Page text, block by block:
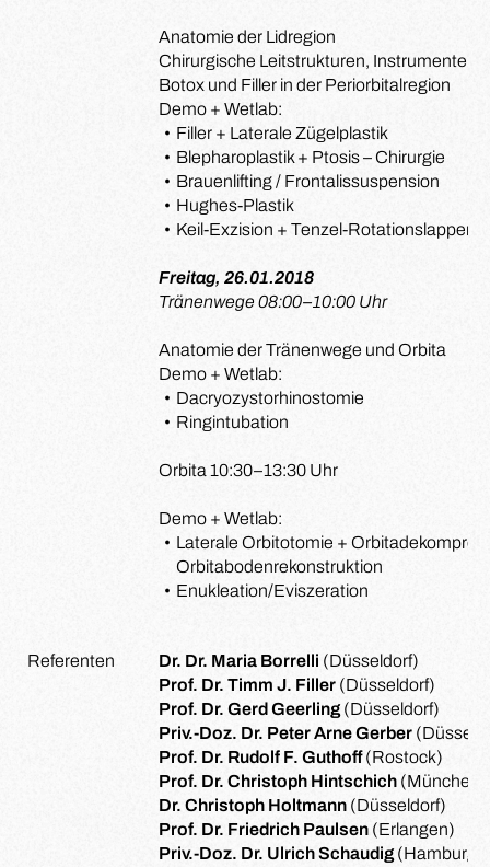
Anatomie der Lidregion
Chirurgische Leitstrukturen, Instrumente
Botox und Filler in der Periorbitalregion
Demo + Wetlab:
Filler + Laterale Zügelplastik
Blepharoplastik + Ptosis – Chirurgie
Brauenlifting / Frontalissuspension
Hughes-Plastik
Keil-Exzision + Tenzel-Rotationslappen
Freitag, 26.01.2018
Tränenwege 08:00–10:00 Uhr
Anatomie der Tränenwege und Orbita
Demo + Wetlab:
Dacryozystorhinostomie
Ringintubation
Orbita 10:30–13:30 Uhr
Demo + Wetlab:
Laterale Orbitotomie +
Orbitabodenrekonstruktion
Enukleation/Eviszeration
Referenten Dr. Dr. Maria Borrelli (Düsseldorf)
Prof. Dr. Timm J. Filler (Düsseldorf)
Prof. Dr. Gerd Geerling(Düsseldorf)
Priv.-Doz. Dr. Peter Arne Gerber
Prof. Dr. Rudolf F. Guthoff(Rostock)
Prof. Dr. Christoph Hintschich (München)
Dr. Christoph Holtmann (Düsseldorf)
Prof. Dr. Friedrich Paulsen (Erlangen)
Priv.-Doz. Dr. Ulrich Schaudig(Hamburg)